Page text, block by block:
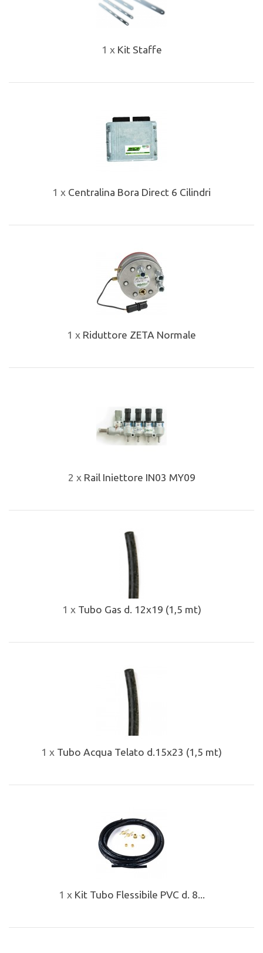
1 x Kit Staffe
1 x Centralina Bora Direct 6 Cilindri
1 x Riduttore ZETA Normale
2 x Rail Iniettore IN03 MY09
1 x Tubo Gas d. 12x19 (1,5 mt)
1 x Tubo Acqua Telato d.15x23 (1,5 mt)
1 x Kit Tubo Flessibile PVC d. 8...